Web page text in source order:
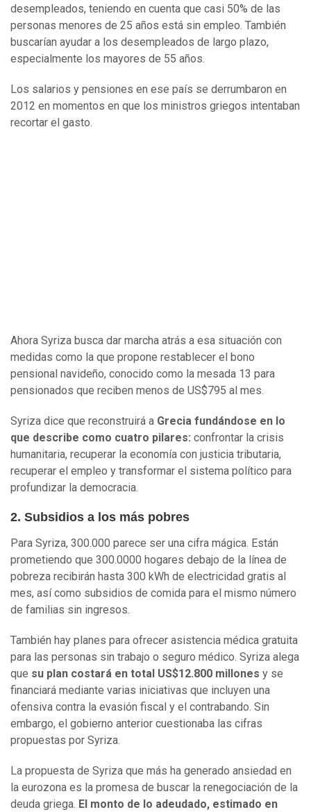
desempleados, teniendo en cuenta que casi 50% de las
personas menores de 25 años está sin empleo. También
buscarían ayudar a los desempleados de largo plazo,
especialmente los mayores de 55 años.
Los salarios y pensiones en ese país se derrumbaron en
2012 en momentos en que los ministros griegos intentaban
recortar el gasto.
Ahora Syriza busca dar marcha atrás a esa situación con
medidas como la que propone restablecer el bono
pensional navideño, conocido como la mesada 13 para
pensionados que reciben menos de US$795 al mes.
Syriza dice que reconstruirá a Grecia fundándose en lo
que describe como cuatro pilares: confrontar la crisis
humanitaria, recuperar la economía con justicia tributaria,
recuperar el empleo y transformar el sistema político para
profundizar la democracia.
2. Subsidios a los más pobres
Para Syriza, 300.000 parece ser una cifra mágica. Están
prometiendo que 300.0000 hogares debajo de la línea de
pobreza recibirán hasta 300 kWh de electricidad gratis al
mes, así como subsidios de comida para el mismo número
de familias sin ingresos.
También hay planes para ofrecer asistencia médica gratuita
para las personas sin trabajo o seguro médico. Syriza alega
que su plan costará en total US$12.800 millones y se
financiará mediante varias iniciativas que incluyen una
ofensiva contra la evasión fiscal y el contrabando. Sin
embargo, el gobierno anterior cuestionaba las cifras
propuestas por Syriza.
La propuesta de Syriza que más ha generado ansiedad en
la eurozona es la promesa de buscar la renegociación de la
deuda griega. El monto de lo adeudado, estimado en